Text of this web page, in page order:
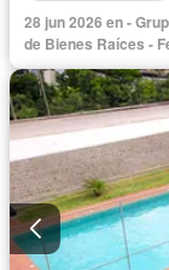
28 jun 2026 en -
de Bienes Raíces -